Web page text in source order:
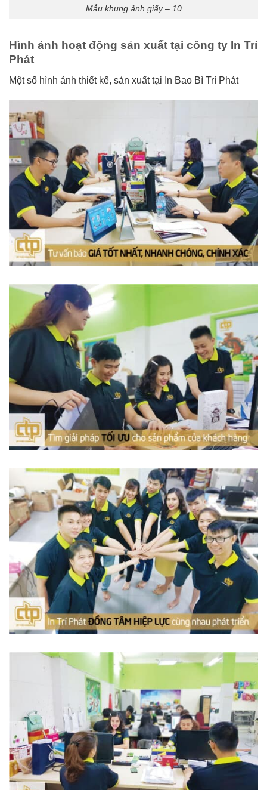
Mẫu khung ảnh giấy – 10
Hình ảnh hoạt động sản xuất tại công ty In Trí
Phát
Một số hình ảnh thiết kế, sản xuất tại In Bao Bì Trí Phát